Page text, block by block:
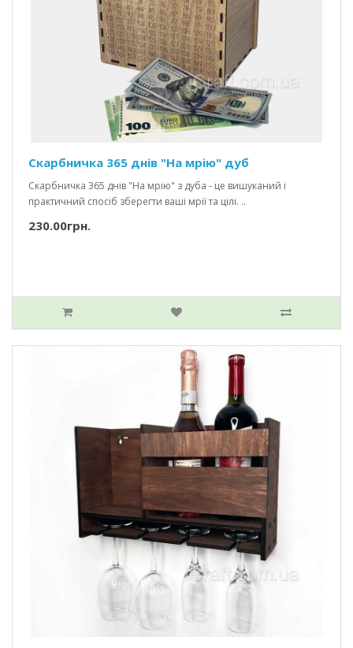
Скарбничка 365 днів "На мрію" дуб
Скарбничка 365 днів "На мрію" з дуба - це вишуканий і
практичний спосіб зберегти ваші мрії та цілі. ..
230.00грн.